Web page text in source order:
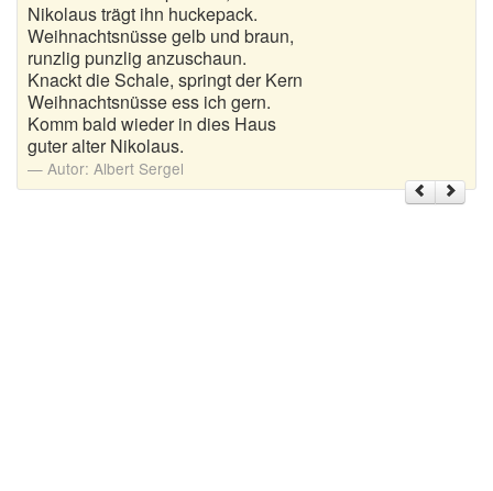
Weihnachtsgrüße
Weihnachtssprüche für Karten
Weihnachtssprüche für Kinder
Weihnachtssprüche geschäftlich
Nikolaus trägt ihn huckepack.
Weihnachtsnüsse gelb und braun,
runzlig punzlig anzuschaun.
Knackt die Schale, springt der Kern
Weihnachtsnüsse ess ich gern.
Komm bald wieder in dies Haus
guter alter Nikolaus.
Autor: Albert Sergel